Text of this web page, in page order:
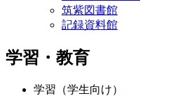
筑紫図書館
記録資料館
学習・教育
学習（学生向け）